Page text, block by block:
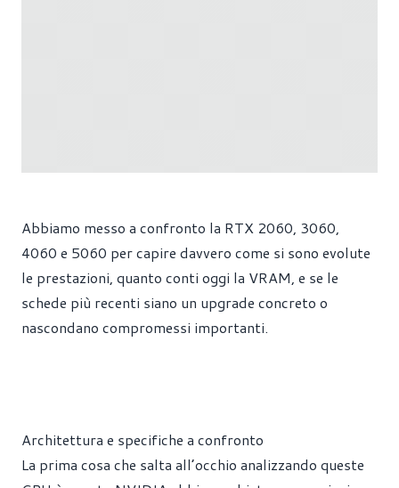
Abbiamo messo a confronto la RTX 2060, 3060,
4060 e 5060 per capire davvero come si sono evolute
le prestazioni, quanto conti oggi la VRAM, e se le
schede più recenti siano un upgrade concreto o
nascondano compromessi importanti.
Architettura e specifiche a confronto
La prima cosa che salta all’occhio analizzando queste